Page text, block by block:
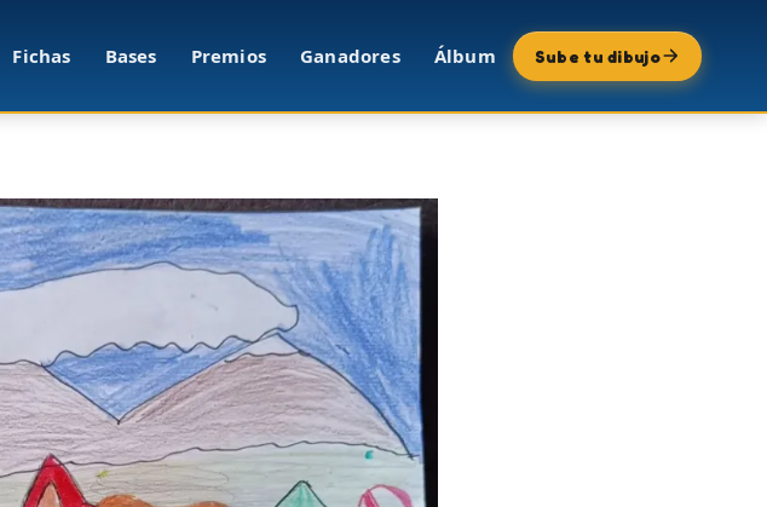
Fichas Bases Premios Ganadores Álbum Sube tu dibujo